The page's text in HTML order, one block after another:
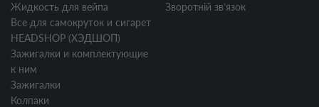
Жидкость для вейпа
Все для самокруток и сигарет
HEADSHOP (ХЭДШОП)
Зажигалки и комплектующие
к ним
Зажигалки
Колпаки
Зворотній звʼязок